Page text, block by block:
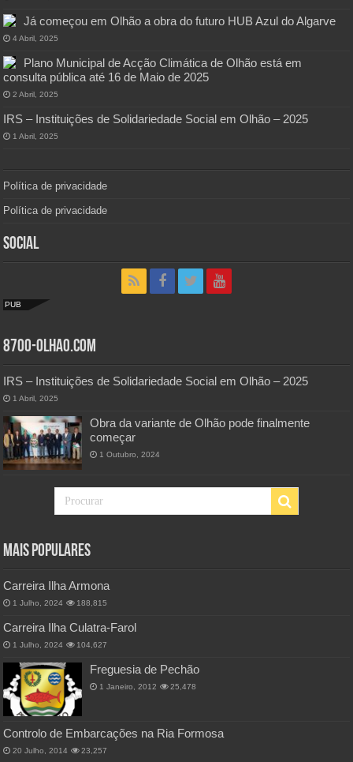
Já começou em Olhão a obra do futuro HUB Azul do Algarve
4 Abril, 2025
Plano Municipal de Acção Climática de Olhão está em
consulta pública até 16 de Maio de 2025
2 Abril, 2025
IRS – Instituições de Solidariedade Social em Olhão – 2025
1 Abril, 2025
Política de privacidade
Política de privacidade
Social
PUB
8700-Olhao.com
IRS – Instituições de Solidariedade Social em Olhão – 2025
1 Abril, 2025
Obra da variante de Olhão pode finalmente
começar
1 Outubro, 2024
Mais Populares
Carreira Ilha Armona
1 Julho, 2024 188,815
Carreira Ilha Culatra-Farol
1 Julho, 2024 104,627
Freguesia de Pechão
1 Janeiro, 2012 25,478
Controlo de Embarcações na Ria Formosa
20 Julho, 2014 23,257